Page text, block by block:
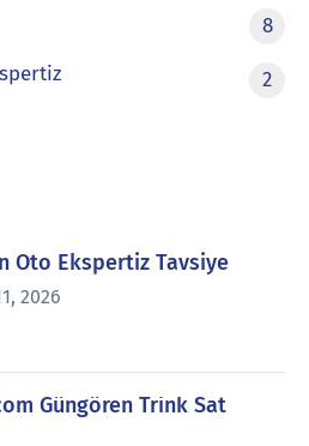
8
2
Oto Ekspertiz Tavsiye
2026
Güngören Trink Sat